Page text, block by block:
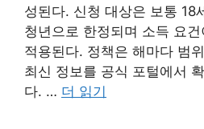
성된다. 신청 대상은 보통 18
청년으로 한정되며 소득 요
적용된다. 정책은 해마다 범
최신 정보를 공식 포털에서
다. … 더 읽기